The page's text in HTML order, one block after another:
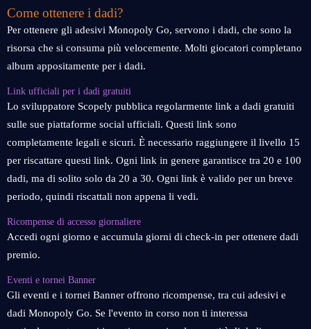
Come ottenere i dadi?
Per ottenere gli adesivi Monopoly Go, servono i dadi, che sono la
risorsa che si consuma più velocemente. Molti giocatori completano
album appositamente per i dadi.
Link ufficiali per i dadi gratuiti
Lo sviluppatore Scopely pubblica regolarmente link a dadi gratuiti
sulle sue piattaforme social ufficiali. Questi link sono
completamente legali e sicuri. È necessario raggiungere il livello 15
per riscattare questi link. Ogni link in genere garantisce tra 20 e 100
dadi, ma di solito solo da 20 a 30. Ogni link è valido per un breve
periodo, quindi riscattali non appena li vedi.
Ricompense di accesso giornaliere
Accedi ogni giorno e accumula giorni di check-in per ottenere dadi
premio.
Eventi e tornei Banner
Gli eventi e i tornei Banner offrono ricompense, tra cui adesivi e
dadi Monopoly Go. Se l'evento in corso non ti interessa